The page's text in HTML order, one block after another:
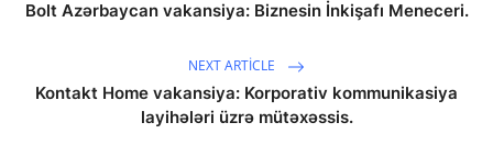
Bolt Azərbaycan vakansiya: Biznesin İnkişafı Meneceri.
NEXT ARTICLE
Kontakt Home vakansiya: Korporativ kommunikasiya
layihələri üzrə mütəxəssis.